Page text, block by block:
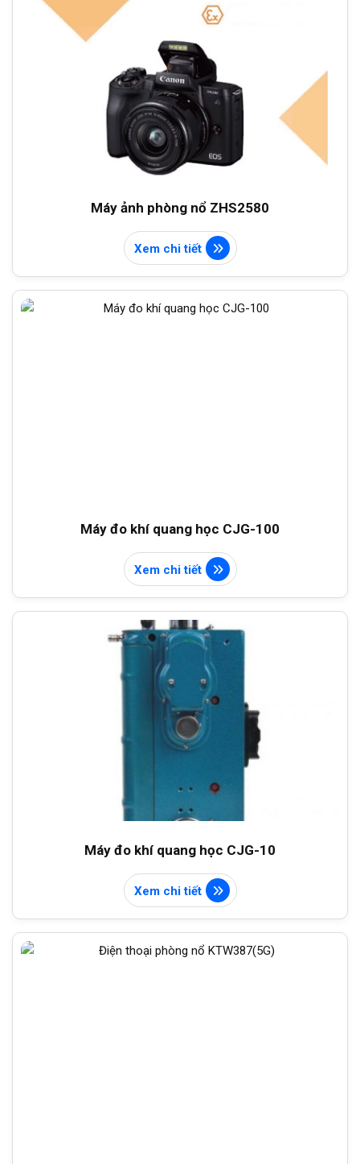
Máy ảnh phòng nổ ZHS2580
Xem chi tiết
Máy đo khí quang học CJG-100
Xem chi tiết
Máy đo khí quang học CJG-10
Xem chi tiết